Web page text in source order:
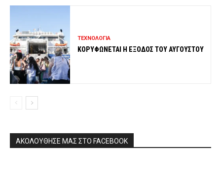
ΤΕΧΝΟΛΟΓΙΑ
ΚΟΡΥΦΩΝΕΤΑΙ Η ΕΞΟΔΟΣ ΤΟΥ ΑΥΓΟΥΣΤΟΥ
ΑΚΟΛΟΥΘΗΣΕ ΜΑΣ ΣΤΟ FACEBOOK